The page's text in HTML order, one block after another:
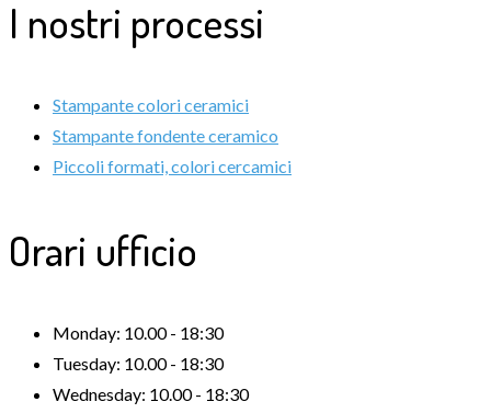
I nostri processi
Stampante colori ceramici
Stampante fondente ceramico
Piccoli formati, colori cercamici
Orari ufficio
Monday: 10.00 - 18:30
Tuesday: 10.00 - 18:30
Wednesday: 10.00 - 18:30